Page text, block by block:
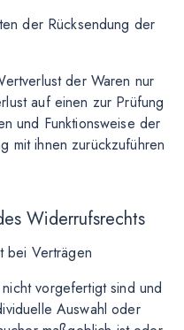
der Rücksendung der
der Waren nur
auf einen zur Prüfung
und Funktionsweise der
mit ihnen zurückzuführen
Widerrufsrechts
bei Verträgen
vorgefertigt sind und
Auswahl oder